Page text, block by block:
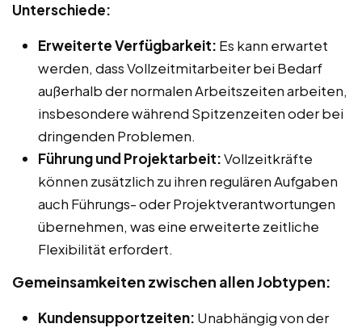
Unterschiede:
Erweiterte Verfügbarkeit: Es kann erwartet
werden, dass Vollzeitmitarbeiter bei Bedarf
außerhalb der normalen Arbeitszeiten arbeiten,
insbesondere während Spitzenzeiten oder bei
dringenden Problemen.
Führung und Projektarbeit:Vollzeitkräfte
können zusätzlich zu ihren regulären Aufgaben
auch Führungs- oder Projektverantwortungen
übernehmen, was eine erweiterte zeitliche
Flexibilität erfordert.
Gemeinsamkeiten zwischen allen Jobtypen:
Kundensupportzeiten: Unabhängig von der